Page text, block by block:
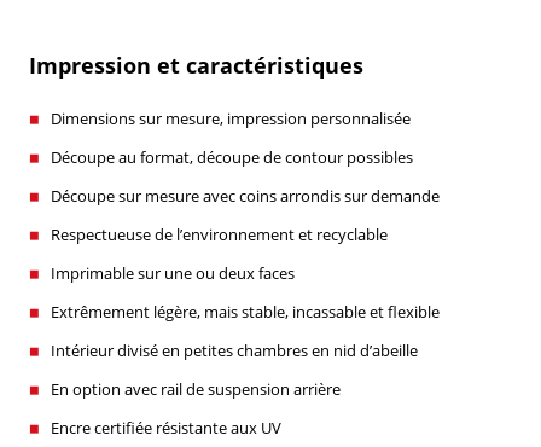
Impression et caractéristiques
Dimensions sur mesure, impression personnalisée
Découpe au format, découpe de contour possibles
Découpe sur mesure avec coins arrondis sur demande
Respectueuse de l’environnement et recyclable
Imprimable sur une ou deux faces
Extrêmement légère, mais stable, incassable et flexible
Intérieur divisé en petites chambres en nid d’abeille
En option avec rail de suspension arrière
Encre certifiée résistante aux UV